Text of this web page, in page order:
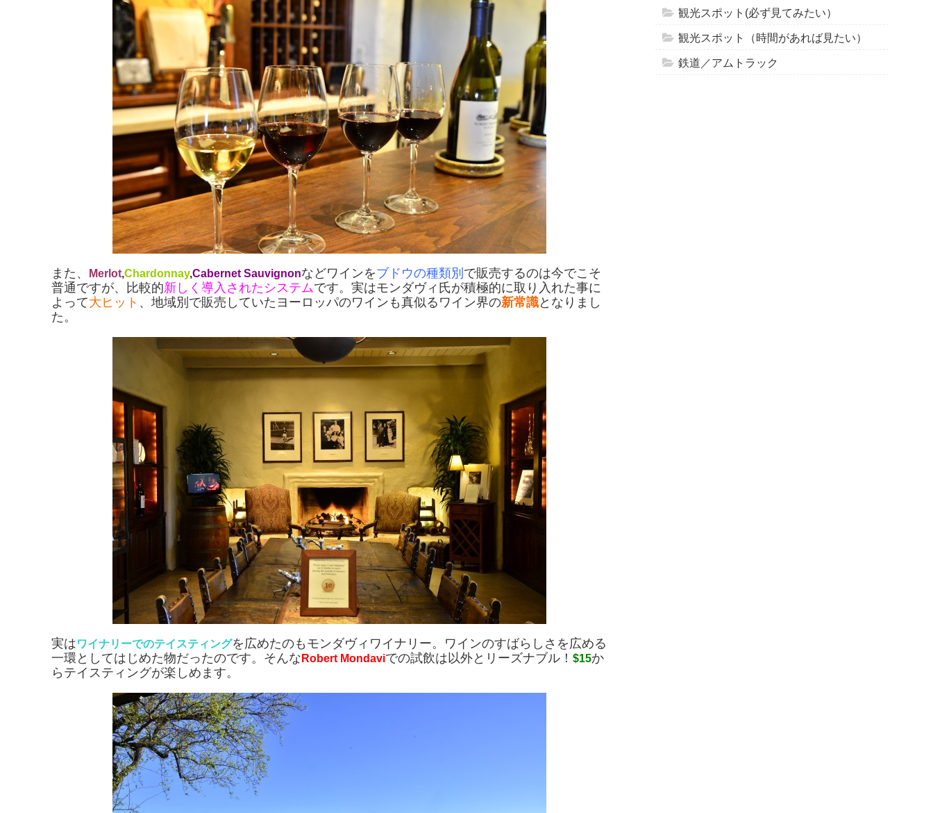
また、 Merlot,Chardonnay,Cabernet Sauvignonなどワインをブドウの種類別 で販売するのは今でこそ
普通ですが、比較的新しく導入されたシステムです。実はモンダヴィ氏が積極的に取り入れた事に
よって大ヒット 、地域別で販売していたヨーロッパのワインも真似るワイン界の新常識となりまし
た。
実はワイナリーでのテイスティングを広めたのもモンダヴィワイナリー。ワインのすばらしさを広める
一環としてはじめた物だったのです。そんな Robert Mondaviでの試飲は以外とリーズナブル！ $15か
らテイスティングが楽しめます。
観光スポット(必ず見てみたい）
観光スポット（時間があれば見たい）
鉄道／アムトラック